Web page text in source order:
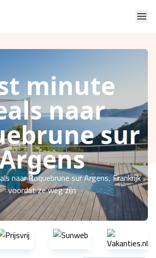
minute
naar
sur
naar Roquebrune sur Argens, Frankrijk
voordat ze weg zijn